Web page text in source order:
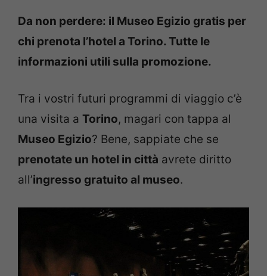
Da non perdere: il Museo Egizio gratis per
chi prenota l’hotel a Torino. Tutte le
informazioni utili sulla promozione.
Tra i vostri futuri programmi di viaggio c’è
una visita a Torino, magari con tappa al
Museo Egizio? Bene, sappiate che se
prenotate un hotel in città avrete diritto
all’ingresso gratuito al museo.